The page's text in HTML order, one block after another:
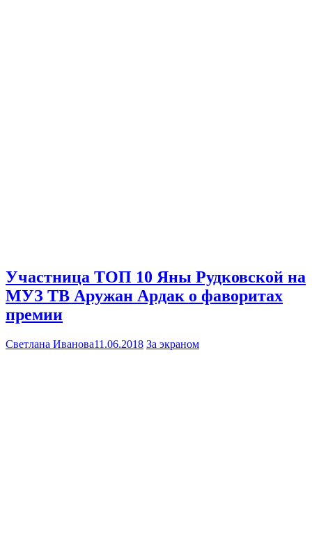
Участница ТОП 10 Яны Рудковской на
МУЗ ТВ Аружан Ардак о фаворитах
премии
Светлана Иванова11.06.2018 За экраном